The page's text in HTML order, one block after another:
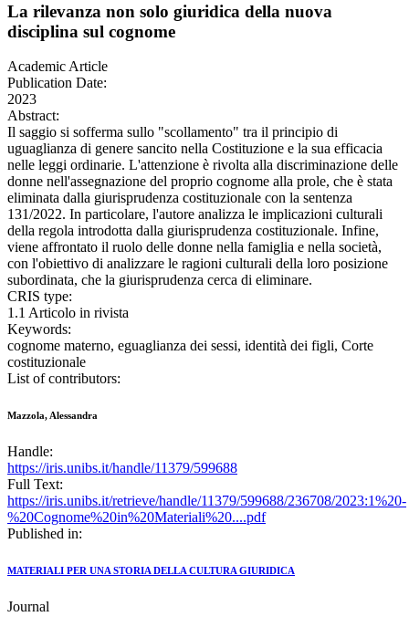
La rilevanza non solo giuridica della nuova
disciplina sul cognome
Academic Article
Publication Date:
2023
Abstract:
Il saggio si sofferma sullo "scollamento" tra il principio di
uguaglianza di genere sancito nella Costituzione e la sua efficacia
nelle leggi ordinarie. L'attenzione è rivolta alla discriminazione delle
donne nell'assegnazione del proprio cognome alla prole, che è stata
eliminata dalla giurisprudenza costituzionale con la sentenza
131/2022. In particolare, l'autore analizza le implicazioni culturali
della regola introdotta dalla giurisprudenza costituzionale. Infine,
viene affrontato il ruolo delle donne nella famiglia e nella società,
con l'obiettivo di analizzare le ragioni culturali della loro posizione
subordinata, che la giurisprudenza cerca di eliminare.
CRIS type:
1.1 Articolo in rivista
Keywords:
cognome materno, eguaglianza dei sessi, identità dei figli, Corte
costituzionale
List of contributors:
Mazzola, Alessandra
Handle:
https://iris.unibs.it/handle/11379/599688
Full Text:
https://iris.unibs.it/retrieve/handle/11379/599688/236708/2023:1%20-
%20Cognome%20in%20Materiali%20....pdf
Published in:
MATERIALI PER UNA STORIA DELLA CULTURA GIURIDICA
Journal